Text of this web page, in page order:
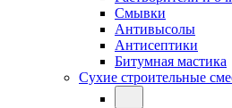
Смывки
Антивысолы
Антисептики
Битумная мастика
Сухие строительные